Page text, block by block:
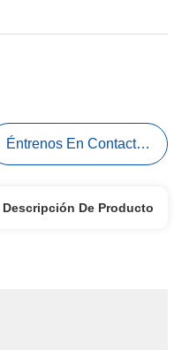
Éntrenos En Contacto Con
Descripción De Producto